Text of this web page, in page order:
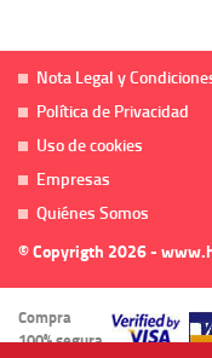
Nota Legal y
Política de Privacidad
Uso de cookies
Empresas
Quiénes Somos
© Copyrigth 2026 -
Compra
100% segura